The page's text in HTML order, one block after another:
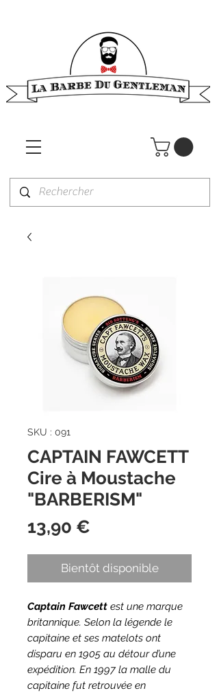
SKU : 091
CAPTAIN FAWCETT
Cire à Moustache
"BARBERISM"
13,90 €
Bientôt disponible
Captain Fawcett est une marque
britannique. Selon la légende le
capitaine et ses matelots ont
disparu en 1905 au détour d’une
expédition. En 1997 la malle du
capitaine fut retrouvée en